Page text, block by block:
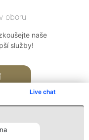
Live chat
oboru
naše
služby!